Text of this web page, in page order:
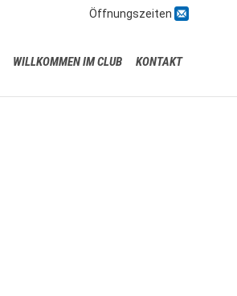
Öffnungszeiten 
WILLKOMMEN IM CLUB KONTAKT